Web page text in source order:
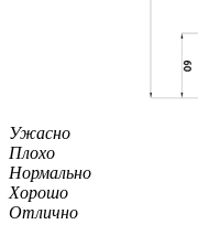
Ужасно
Плохо
Нормально
Хорошо
Отлично